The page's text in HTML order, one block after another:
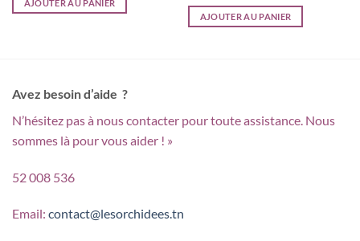
AJOUTER AU PANIER
initial
était :
AJOUTER AU PANIER
Avez besoin d’aide ?
N’hésitez pas à nous contacter pour toute assistance. Nous
sommes là pour vous aider ! »
52 008 536
Email: contact@lesorchidees.tn